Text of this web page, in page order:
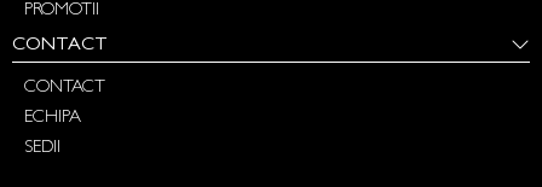
PROMOTII
CONTACT
CONTACT
ECHIPA
SEDII